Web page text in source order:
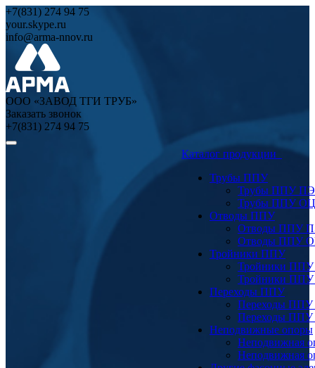
+7(831) 274 94 75
your.skype.ru
info@arma-nnov.ru
ООО «ЗАВОД ТГИ ТРУБ»
Заказать звонок
+7(831) 274 94 75
Каталог продукции
Трубы ППУ
Трубы ППУ ПЭ
Трубы ППУ ОЦ
Отводы ППУ
Отводы ППУ
Отводы ППУ
Тройники ППУ
Тройники
Тройники
Переходы ППУ
Переходы
Переходы
Неподвижные опоры
Неподвижная
Неподвижная